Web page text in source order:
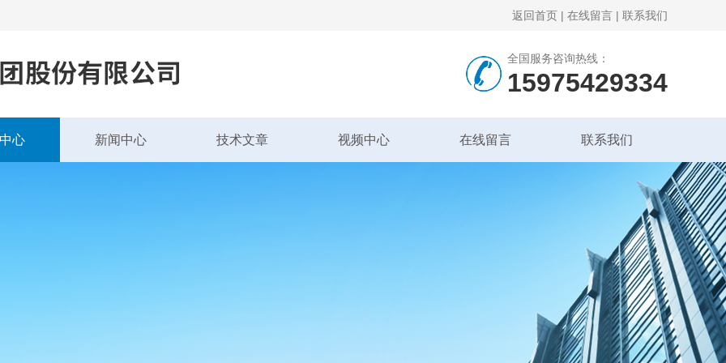
返回首页 | 在线留言 | 联系我们
全国服务咨询热线：
15975429334
心 新闻中心 技术文章 视频中心 在线留言 联系我们